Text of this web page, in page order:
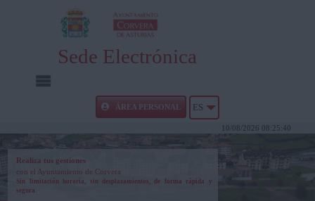
Sede Electrónica
INICIO
CARPETA CIUDADANA
ÁREA PERSONAL ES
10/08/2026 08:25:40
Realiza tus gestiones
con el Ayuntamiento de Corvera
Sin limitación horaria, sin desplazamientos, de forma rápida y
segura.